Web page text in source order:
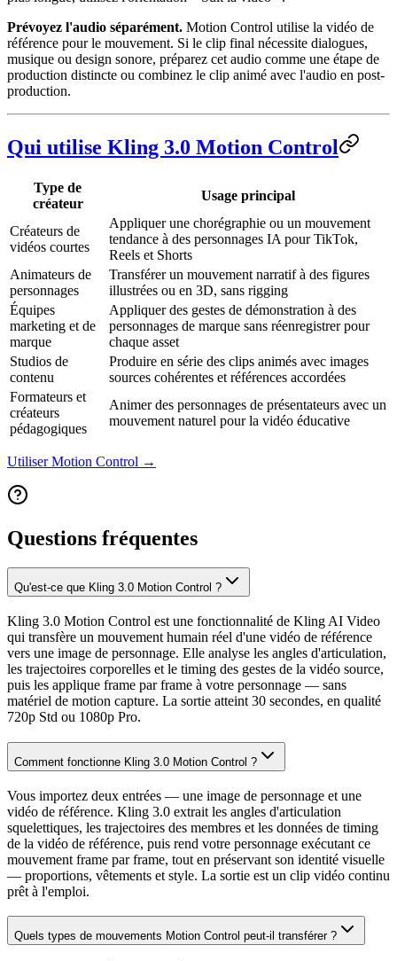
Prévoyez l'audio séparément. Motion Control utilise la vidéo de
référence pour le mouvement. Si le clip final nécessite dialogues,
musique ou design sonore, préparez cet audio comme une étape de
production distincte ou combinez le clip animé avec l'audio en post-
production.
Qui utilise Kling 3.0 Motion Control
Type de
créateur
Usage principal
Créateurs de
vidéos courtes
Appliquer une chorégraphie ou un mouvement
tendance à des personnages IA pour TikTok,
Reels et Shorts
Animateurs de
personnages
Transférer un mouvement narratif à des figures
illustrées ou en 3D, sans rigging
Équipes
marketing et de
marque
Appliquer des gestes de démonstration à des
personnages de marque sans réenregistrer pour
chaque asset
Studios de
contenu
Produire en série des clips animés avec images
sources cohérentes et références accordées
Formateurs et
créateurs
pédagogiques
Animer des personnages de présentateurs avec un
mouvement naturel pour la vidéo éducative
Utiliser Motion Control →
Questions fréquentes
Qu'est-ce que Kling 3.0 Motion Control ?
Kling 3.0 Motion Control est une fonctionnalité de Kling AI Video
qui transfère un mouvement humain réel d'une vidéo de référence
vers une image de personnage. Elle analyse les angles d'articulation,
les trajectoires corporelles et le timing des gestes de la vidéo source,
puis les applique frame par frame à votre personnage — sans
matériel de motion capture. La sortie atteint 30 secondes, en qualité
720p Std ou 1080p Pro.
Comment fonctionne Kling 3.0 Motion Control ?
Vous importez deux entrées — une image de personnage et une
vidéo de référence. Kling 3.0 extrait les angles d'articulation
squelettiques, les trajectoires des membres et les données de timing
de la vidéo de référence, puis rend votre personnage exécutant ce
mouvement frame par frame, tout en préservant son identité visuelle
— proportions, vêtements et style. La sortie est un clip vidéo continu
prêt à l'emploi.
Quels types de mouvements Motion Control peut-il transférer ?